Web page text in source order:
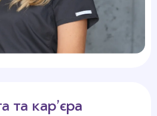
та кар’єра